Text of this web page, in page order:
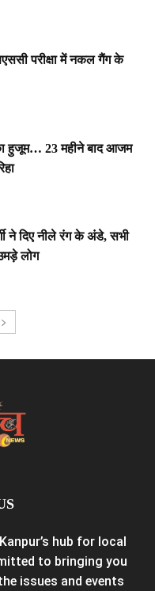
परीक्षा में नकल गैंग के
हुजूम… 23 महीने बाद आजम
ने दिए नीले रंग के अंडे, सभी
लोग
hub for local
to bringing you
issues and events